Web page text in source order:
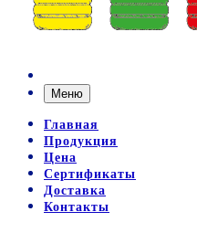
Меню
Главная
Продукция
Цена
Сертификаты
Доставка
Контакты